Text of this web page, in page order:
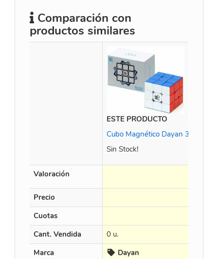
Comparación con
productos similares
ESTE PRODUCTO
Cubo Magnético Dayan 3x3
Sin Stock!
Valoración
Precio
Cuotas
Cant. Vendida
0 u.
Marca
Dayan